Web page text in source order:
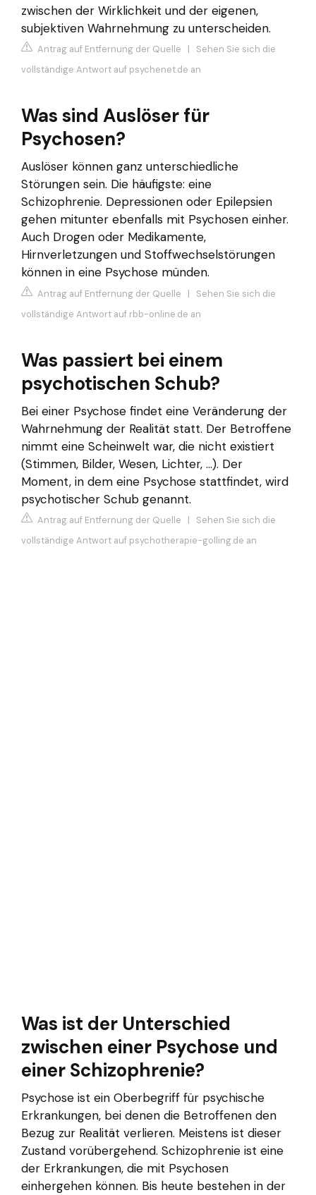
zwischen der Wirklichkeit und der eigenen,
subjektiven Wahrnehmung zu unterscheiden.
Antrag auf Entfernung der Quelle | Sehen Sie sich die
vollständige Antwort auf psychenet.de an
Was sind Auslöser für
Psychosen?
Auslöser können ganz unterschiedliche
Störungen sein. Die häufigste: eine
Schizophrenie. Depressionen oder Epilepsien
gehen mitunter ebenfalls mit Psychosen einher.
Auch Drogen oder Medikamente,
Hirnverletzungen und Stoffwechselstörungen
können in eine Psychose münden.
Antrag auf Entfernung der Quelle | Sehen Sie sich die
vollständige Antwort auf rbb-online.de an
Was passiert bei einem
psychotischen Schub?
Bei einer Psychose findet eine Veränderung der
Wahrnehmung der Realität statt. Der Betroffene
nimmt eine Scheinwelt war, die nicht existiert
(Stimmen, Bilder, Wesen, Lichter, …). Der
Moment, in dem eine Psychose stattfindet, wird
psychotischer Schub genannt.
Antrag auf Entfernung der Quelle | Sehen Sie sich die
vollständige Antwort auf psychotherapie-golling.de an
Was ist der Unterschied
zwischen einer Psychose und
einer Schizophrenie?
Psychose ist ein Oberbegriff für psychische
Erkrankungen, bei denen die Betroffenen den
Bezug zur Realität verlieren. Meistens ist dieser
Zustand vorübergehend. Schizophrenie ist eine
der Erkrankungen, die mit Psychosen
einhergehen können. Bis heute bestehen in der